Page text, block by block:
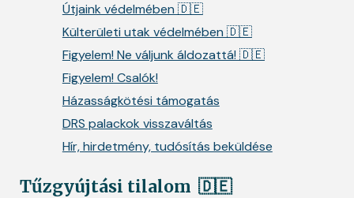
Útjaink védelmében 🇩🇪
Külterületi utak védelmében 🇩🇪
Figyelem! Ne váljunk áldozattá! 🇩🇪
Figyelem! Csalók!
Házasságkötési támogatás
DRS palackok visszaváltás
Hír, hirdetmény, tudósítás beküldése
Tűzgyújtási tilalom 🇩🇪